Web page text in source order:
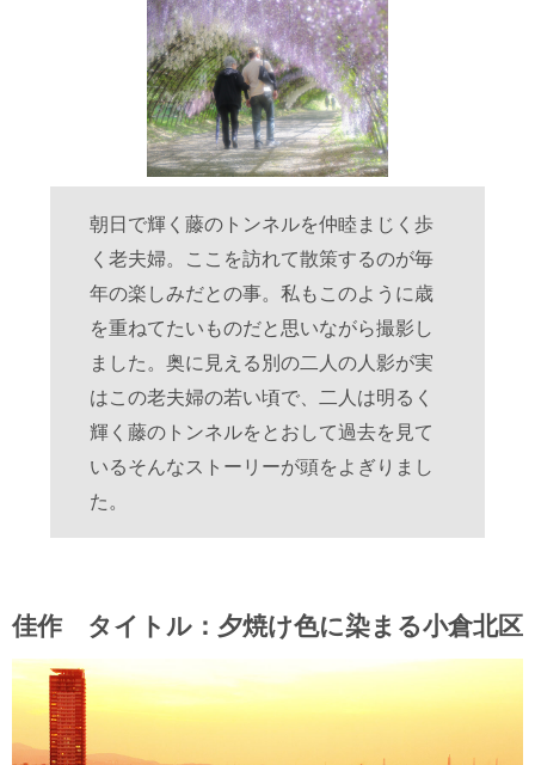
朝日で輝く藤のトンネルを仲睦まじく歩
く老夫婦。ここを訪れて散策するのが毎
年の楽しみだとの事。私もこのように歳
を重ねてたいものだと思いながら撮影し
ました。奥に見える別の二人の人影が実
はこの老夫婦の若い頃で、二人は明るく
輝く藤のトンネルをとおして過去を見て
いるそんなストーリーが頭をよぎりまし
た。
佳作 タイトル：夕焼け色に染まる小倉北区